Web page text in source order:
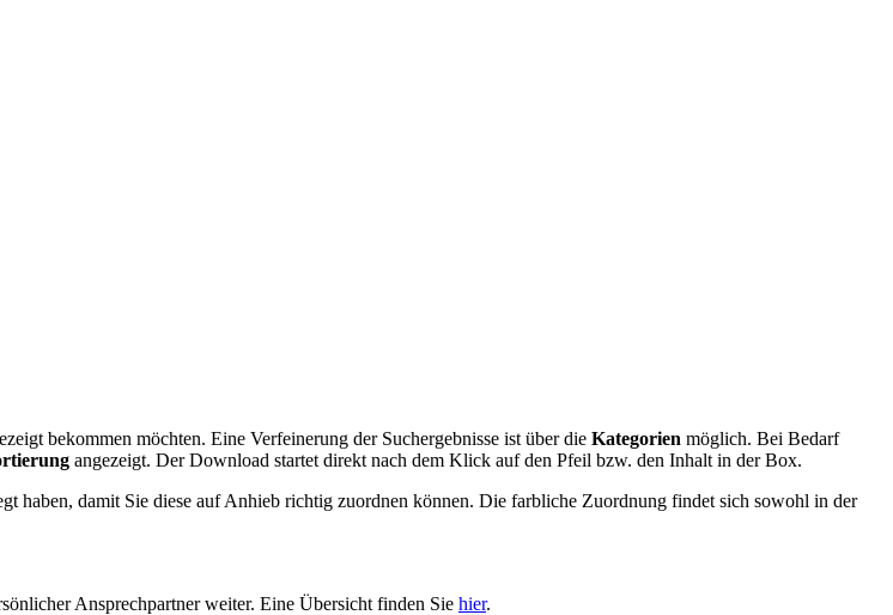
bekommen möchten. Eine Verfeinerung der Suchergebnisse ist über die Kategorien möglich. Bei Bedarf
angezeigt. Der Download startet direkt nach dem Klick auf den Pfeil bzw. den Inhalt in der Box.
haben, damit Sie diese auf Anhieb richtig zuordnen können. Die farbliche Zuordnung findet sich sowohl in der
Ansprechpartner weiter. Eine Übersicht finden Sie hier.